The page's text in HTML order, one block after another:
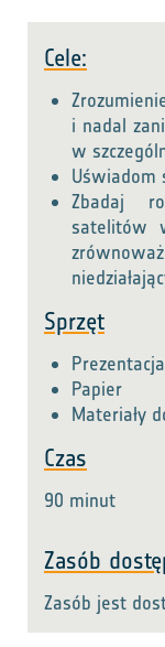
Cele:
i nadal
w
Uświadom
Zbadaj
satelitów
Sprzęt
Papier
Materiały
Czas
90 minut
Zasób
Zasób jest